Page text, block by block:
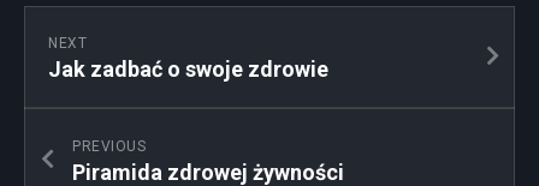
NEXT
Jak zadbać o swoje zdrowie
PREVIOUS
Piramida zdrowej żywności